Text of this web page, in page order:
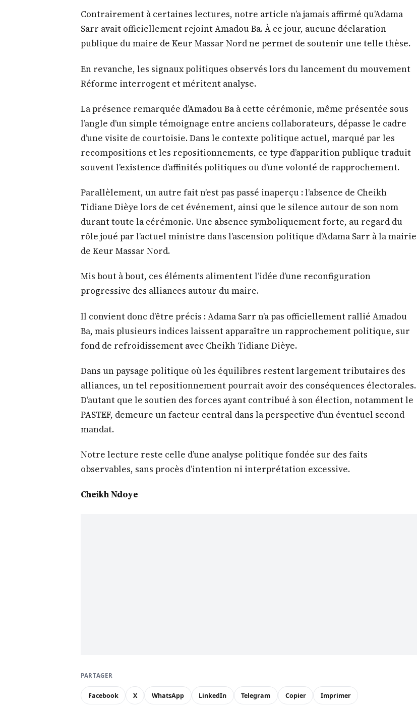
Contrairement à certaines lectures, notre article n’a jamais affirmé qu’Adama
Sarr avait officiellement rejoint Amadou Ba. À ce jour, aucune déclaration
publique du maire de Keur Massar Nord ne permet de soutenir une telle thèse.
En revanche, les signaux politiques observés lors du lancement du mouvement
Réforme interrogent et méritent analyse.
La présence remarquée d’Amadou Ba à cette cérémonie, même présentée sous
l’angle d’un simple témoignage entre anciens collaborateurs, dépasse le cadre
d’une visite de courtoisie. Dans le contexte politique actuel, marqué par les
recompositions et les repositionnements, ce type d’apparition publique traduit
souvent l’existence d’affinités politiques ou d’une volonté de rapprochement.
Parallèlement, un autre fait n’est pas passé inaperçu : l’absence de Cheikh
Tidiane Dièye lors de cet événement, ainsi que le silence autour de son nom
durant toute la cérémonie. Une absence symboliquement forte, au regard du
rôle joué par l’actuel ministre dans l’ascension politique d’Adama Sarr à la mairie
de Keur Massar Nord.
Mis bout à bout, ces éléments alimentent l’idée d’une reconfiguration
progressive des alliances autour du maire.
Il convient donc d’être précis : Adama Sarr n’a pas officiellement rallié Amadou
Ba, mais plusieurs indices laissent apparaître un rapprochement politique, sur
fond de refroidissement avec Cheikh Tidiane Dièye.
Dans un paysage politique où les équilibres restent largement tributaires des
alliances, un tel repositionnement pourrait avoir des conséquences électorales.
D’autant que le soutien des forces ayant contribué à son élection, notamment le
PASTEF, demeure un facteur central dans la perspective d’un éventuel second
mandat.
Notre lecture reste celle d’une analyse politique fondée sur des faits
observables, sans procès d’intention ni interprétation excessive.
Cheikh Ndoye
PARTAGER
Facebook X WhatsApp LinkedIn Telegram Copier Imprimer